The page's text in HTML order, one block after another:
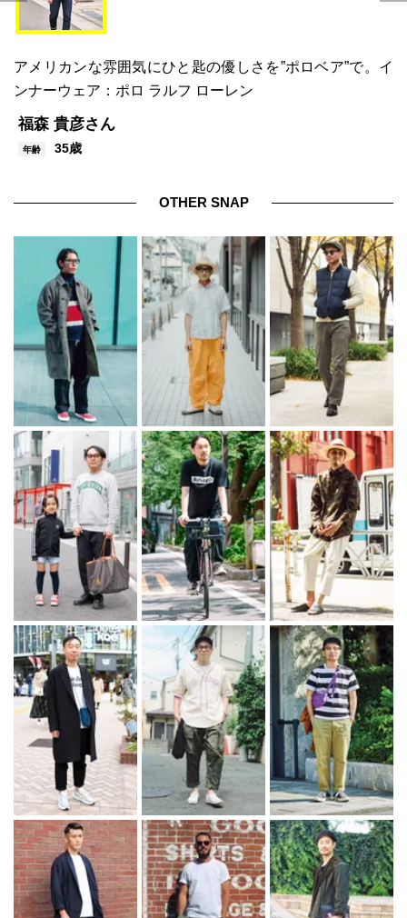
アメリカンな雰囲気にひと匙の優しさを”ポロベア”で。イ
ンナーウェア：ポロ ラルフ ローレン
福森 貴彦さん
年齢 35歳
OTHER SNAP